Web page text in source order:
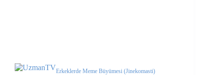
Erkeklerde Meme Büyümesi (Jinekomasti)